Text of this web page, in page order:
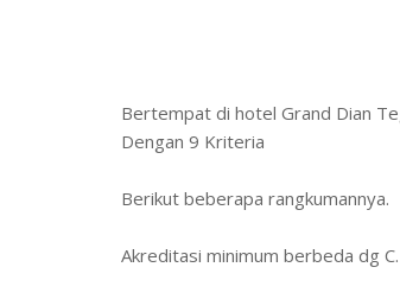
Bertempat di hotel Grand Dian
Dengan 9 Kriteria
Berikut beberapa rangkumannya.
Akreditasi minimum berbeda dg